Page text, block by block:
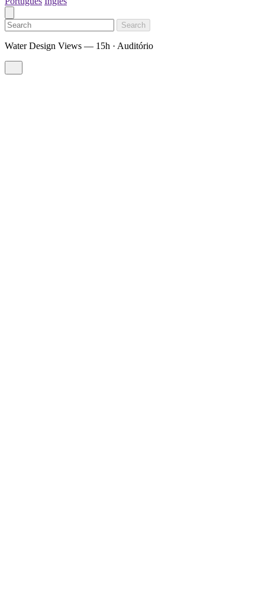
Search
Water Design Views — 15h · Auditório